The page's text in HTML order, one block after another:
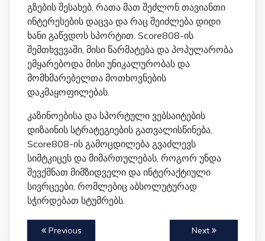
გზების შესახებ, რათა მათ შეძლონ თავიანთი
ინტერესების დაცვა და რაც შეიძლება დიდი
ხანი გაწვდოს სპორტით. Score808-ის
შემთხვევაში, მისი წარმატება და პოპულარობა
ემყარებოდა მისი უნიკალურობას და
მომხმარებელთა მოთხოვნების
დაკმაყოფილებას.
კაზინოებისა და სპორტული ვებსაიტების
დიზაინის სტრატეგიების გათვალისწინება,
Score808-ის გამოცდილება გვაძლევს
სიმტკიცეს და მიმართულებას, როგორ უნდა
შევქმნათ მიმზიდველი და ინტერაქტიული
სივრცეები, რომლებიც აბსოლუტურად
სჭირდებათ სტუმრებს.
Previous Next